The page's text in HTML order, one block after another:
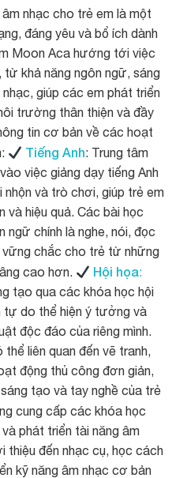
nhạc cho trẻ em là một
đáng yêu và bổ ích dành
Moon Aca hướng tới việc
khả năng ngôn ngữ, sáng
giúp các em phát triển
trường thân thiện và đầy
tin cơ bản về các hoạt
Tiếng Anh: Trung tâm
việc giảng dạy tiếng Anh
và trò chơi, giúp trẻ em
và hiệu quả. Các bài học
ngữ chính là nghe, nói, đọc
vững chắc cho trẻ từ những
cao hơn.
Hội họa:
tạo qua các khóa học hội
tự do thể hiện ý tưởng và
độc đáo của riêng mình.
liên quan đến vẽ tranh,
động thủ công đơn giản,
tạo và tay nghề của trẻ
cung cấp các khóa học
phát triển tài năng âm
thiệu đến nhạc cụ, học cách
kỹ năng âm nhạc cơ bản